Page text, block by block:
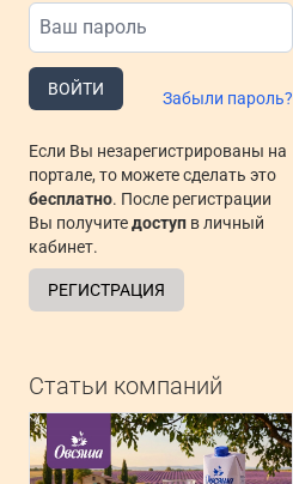
ВОЙТИ Забыли пароль?
Если Вы незарегистрированы на
портале, то можете сделать это
бесплатно. После регистрации
Вы получитедоступ в личный
кабинет.
РЕГИСТРАЦИЯ
Статьи компаний